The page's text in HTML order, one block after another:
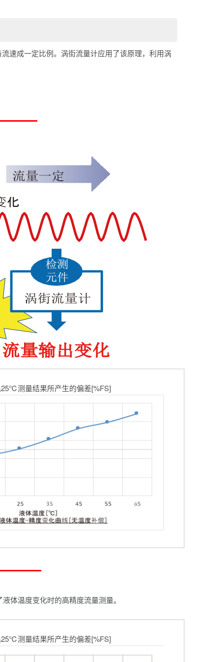
速成一定比例。涡街流量计应用了该原理，利用涡
测量结果所产生的偏差[%FS]
体温度变化时的高精度流量测量。
测量结果所产生的偏差[%FS]